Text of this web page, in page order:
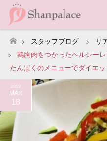
ホーム
スタッフブログ
リ
鶏胸肉をつかったヘルシー
たんぱくのメニューでダイエッ
2019
MAR
18